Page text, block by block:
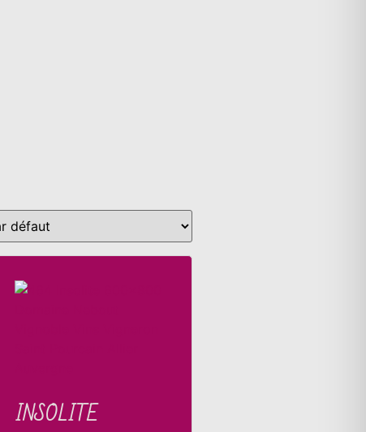
INSOLITE